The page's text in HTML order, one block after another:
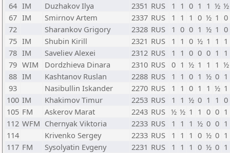
64 IM Duzhakov Ilya 2351 RUS 1 1 0 1 1 ½ ½
67 IM Smirnov Artem 2337 RUS 1 1 1 0 ½ 1 0
72
Sharankov Grigory 2328 RUS 1 0 0 1 ½ 1 0
75 IM Shubin Kirill 2321 RUS 1 1 0 ½ 1 1 1
78 IM Saveliev Alexei 2312 RUS 1 1 0 0 0 1 1
79 WIM Dordzhieva Dinara 2310 RUS 0 1 ½ 1 1 1 ½
88 IM Kashtanov Ruslan 2288 RUS 1 1 0 1 ½ 0 1
93
Nasibullin Iskander 2270 RUS 1 1 0 1 1 ½ 1
100 IM Khakimov Timur 2253 RUS 1 1 ½ 0 1 1 0
105 FM Askerov Marat 2243 RUS ½ ½ 1 1 0 0 1
112 WFM Chernyak Viktoria 2233 RUS 1 1 1 ½ 0 0 1
114
Krivenko Sergey 2233 RUS 1 1 1 0 ½ 0 1
117 FM Sysolyatin Evgeny 2231 RUS 1 1 1 0 ½ 0 1